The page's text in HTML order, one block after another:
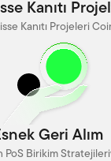
Kanıtı
Kanıtı Projeleri
Geri Alım
PoS Birikim